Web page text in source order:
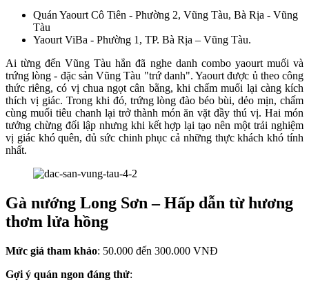
Quán Yaourt Cô Tiên - Phường 2, Vũng Tàu, Bà Rịa - Vũng
Tàu
Yaourt ViBa - Phường 1, TP. Bà Rịa – Vũng Tàu.
Ai từng đến Vũng Tàu hẳn đã nghe danh combo yaourt muối và
trứng lòng - đặc sản Vũng Tàu "trứ danh". Yaourt được ủ theo công
thức riêng, có vị chua ngọt cân bằng, khi chấm muối lại càng kích
thích vị giác. Trong khi đó, trứng lòng đào béo bùi, dẻo mịn, chấm
cùng muối tiêu chanh lại trở thành món ăn vặt đầy thú vị. Hai món
tưởng chừng đối lập nhưng khi kết hợp lại tạo nên một trải nghiệm
vị giác khó quên, đủ sức chinh phục cả những thực khách khó tính
nhất.
Gà nướng Long Sơn – Hấp dẫn từ hương
thơm lửa hồng
Mức giá tham khảo: 50.000 đến 300.000 VNĐ
Gợi ý quán ngon đáng thử: